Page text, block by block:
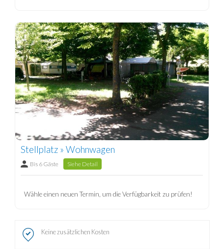
Stellplatz » Wohnwagen
Bis 6 Gäste Siehe Detail
Wähle einen neuen Termin, um die Verfügbarkeit zu prüfen!
Keine zusätzlichen Kosten